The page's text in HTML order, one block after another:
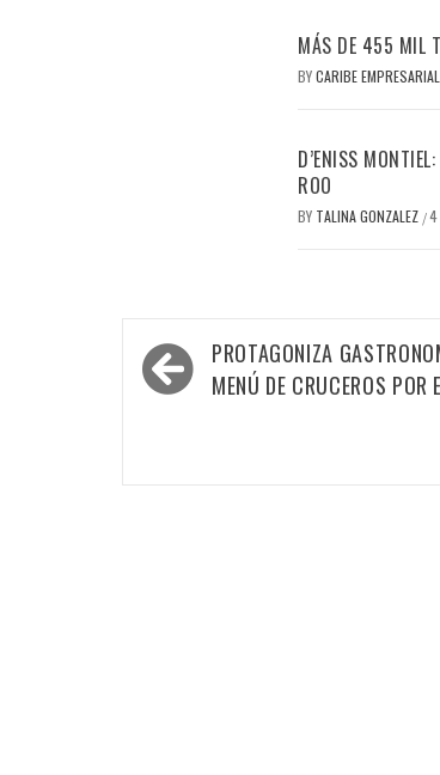
MÁS DE 455 MIL
BYCARIBE EMPRESARIAL
D’ENISS
ROO
BY TALINA GONZALEZ /4
Navegación
de
PROTAGONIZA
MENÚ DE CRUCEROS POR